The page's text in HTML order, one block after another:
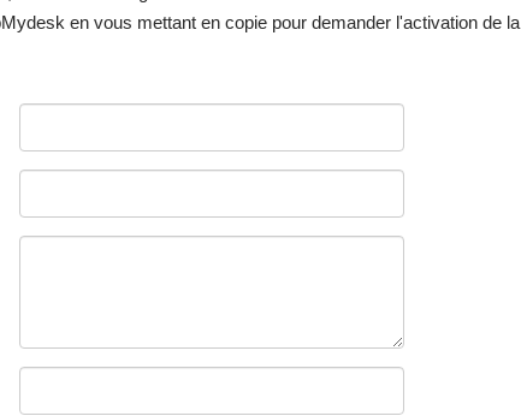
en vous mettant en copie pour demander l'activation de la